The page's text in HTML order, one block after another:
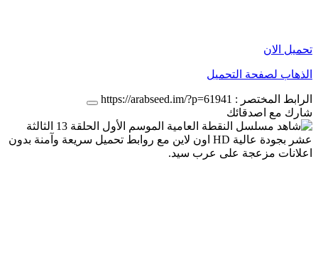
تحميل الان
الذهاب لصفحة التحميل
الرابط المختصر : https://arabseed.im/?p=61941
شارك مع اصدقائك